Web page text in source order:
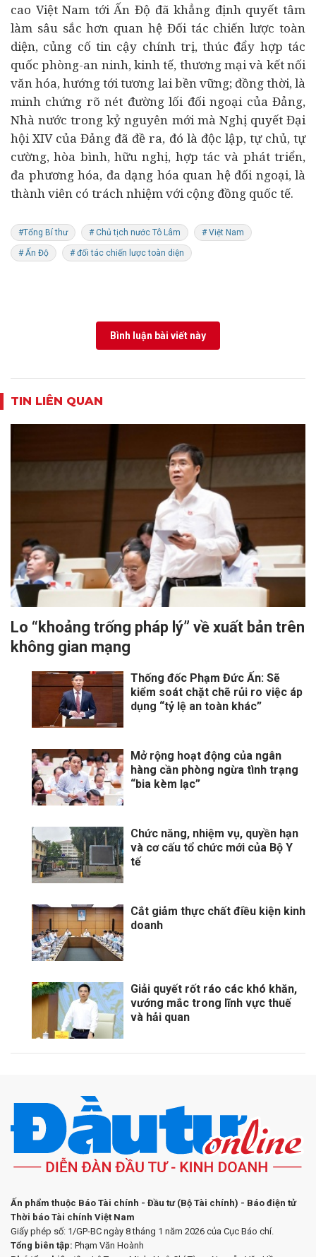
cao Việt Nam tới Ấn Độ đã khẳng định quyết tâm
làm sâu sắc hơn quan hệ Đối tác chiến lược toàn
diện, củng cố tin cậy chính trị, thúc đẩy hợp tác
quốc phòng-an ninh, kinh tế, thương mại và kết nối
văn hóa, hướng tới tương lai bền vững; đồng thời, là
minh chứng rõ nét đường lối đối ngoại của Đảng,
Nhà nước trong kỷ nguyên mới mà Nghị quyết Đại
hội XIV của Đảng đã đề ra, đó là độc lập, tự chủ, tự
cường, hòa bình, hữu nghị, hợp tác và phát triển,
đa phương hóa, đa dạng hóa quan hệ đối ngoại, là
thành viên có trách nhiệm với cộng đồng quốc tế.
#Tổng Bí thư # Chủ tịch nước Tô Lâm # Việt Nam
# Ấn Độ # đối tác chiến lược toàn diện
Bình luận bài viết này
TIN LIÊN QUAN
Lo “khoảng trống pháp lý” về xuất bản trên
không gian mạng
Thống đốc Phạm Đức Ấn: Sẽ
kiểm soát chặt chẽ rủi ro việc áp
dụng “tỷ lệ an toàn khác”
Mở rộng hoạt động của ngân
hàng cần phòng ngừa tình trạng
“bia kèm lạc”
Chức năng, nhiệm vụ, quyền hạn
và cơ cấu tổ chức mới của Bộ Y
tế
Cắt giảm thực chất điều kiện kinh
doanh
Giải quyết rốt ráo các khó khăn,
vướng mắc trong lĩnh vực thuế
và hải quan
Ấn phẩm thuộc Báo Tài chính - Đầu tư (Bộ Tài chính) - Báo điện tử
Thời báo Tài chính Việt Nam
Giấy phép số: 1/GP-BC ngày 8 tháng 1 năm 2026 của Cục Báo chí.
Tổng biên tập: Phạm Văn Hoành